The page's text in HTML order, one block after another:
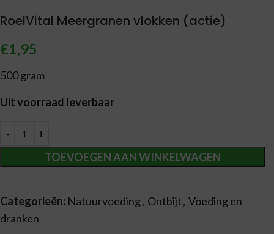
RoelVital Meergranen vlokken (actie)
€1,95
500 gram
Uit voorraad leverbaar
TOEVOEGEN AAN WINKELWAGEN
Alternative:
Categorieën: Natuurvoeding, Ontbijt, Voeding en
dranken